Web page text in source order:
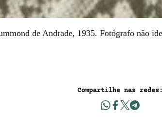
de Andrade, 1935. Fotógrafo não
Compartilhe nas redes: